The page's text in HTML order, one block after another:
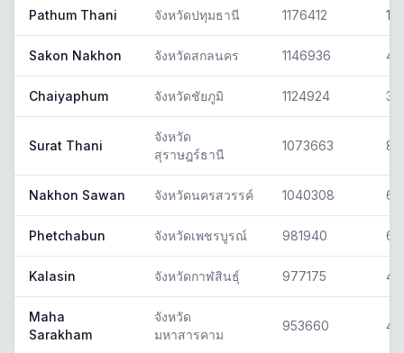
Pathum Thani จังหวัดปทุมธานี 1176412 12
Sakon Nakhon จังหวัดสกลนคร 1146936 47
Chaiyaphum จังหวัดชัยภูมิ 1124924 36
Surat Thani
จังหวัด
สุราษฎร์ธานี
1073663 84
Nakhon Sawan จังหวัดนครสวรรค์ 1040308 60
Phetchabun จังหวัดเพชรบูรณ์ 981940 67
Kalasin จังหวัดกาฬสินธุ์ 977175 46
Maha
Sarakham
จังหวัด
มหาสารคาม
953660 44